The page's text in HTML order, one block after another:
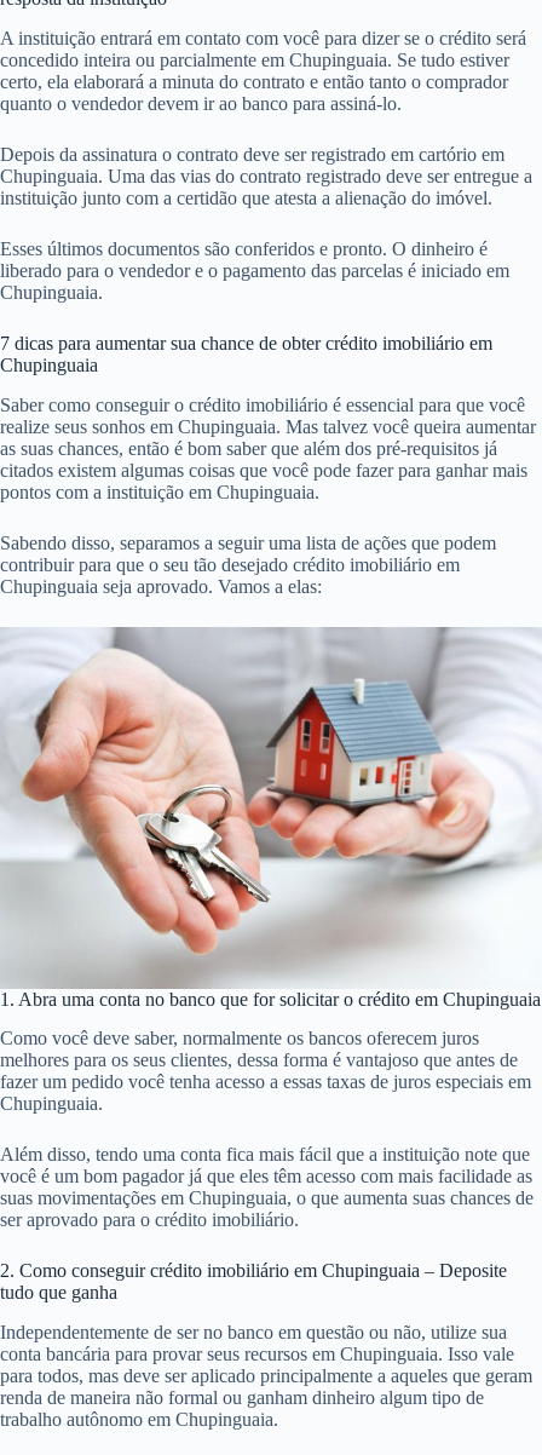
A instituição entrará em contato com você para dizer se o crédito será
concedido inteira ou parcialmente em Chupinguaia. Se tudo estiver
certo, ela elaborará a minuta do contrato e então tanto o comprador
quanto o vendedor devem ir ao banco para assiná-lo.
Depois da assinatura o contrato deve ser registrado em cartório em
Chupinguaia. Uma das vias do contrato registrado deve ser entregue a
instituição junto com a certidão que atesta a alienação do imóvel.
Esses últimos documentos são conferidos e pronto. O dinheiro é
liberado para o vendedor e o pagamento das parcelas é iniciado em
Chupinguaia.
7 dicas para aumentar sua chance de obter crédito imobiliário em
Chupinguaia
Saber como conseguir o crédito imobiliário é essencial para que você
realize seus sonhos em Chupinguaia. Mas talvez você queira aumentar
as suas chances, então é bom saber que além dos pré-requisitos já
citados existem algumas coisas que você pode fazer para ganhar mais
pontos com a instituição em Chupinguaia.
Sabendo disso, separamos a seguir uma lista de ações que podem
contribuir para que o seu tão desejado crédito imobiliário em
Chupinguaia seja aprovado. Vamos a elas:
1. Abra uma conta no banco que for solicitar o crédito em Chupinguaia
Como você deve saber, normalmente os bancos oferecem juros
melhores para os seus clientes, dessa forma é vantajoso que antes de
fazer um pedido você tenha acesso a essas taxas de juros especiais em
Chupinguaia.
Além disso, tendo uma conta fica mais fácil que a instituição note que
você é um bom pagador já que eles têm acesso com mais facilidade as
suas movimentações em Chupinguaia, o que aumenta suas chances de
ser aprovado para o crédito imobiliário.
2. Como conseguir crédito imobiliário em Chupinguaia – Deposite
tudo que ganha
Independentemente de ser no banco em questão ou não, utilize sua
conta bancária para provar seus recursos em Chupinguaia. Isso vale
para todos, mas deve ser aplicado principalmente a aqueles que geram
renda de maneira não formal ou ganham dinheiro algum tipo de
trabalho autônomo em Chupinguaia.